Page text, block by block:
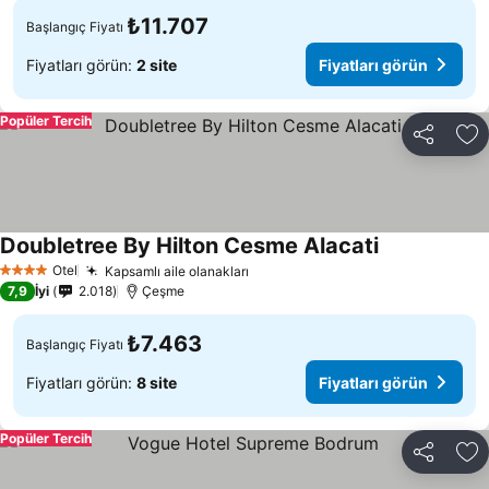
Başlangıç Fiyatı ₺11.707
Fiyatları görün: 2 site Fiyatları görün
Paylaş
Popüler Tercih
4 Yıldız Otel Kapsamlı aile olanakları
Doubletree By Hilton Cesme Alacati
7,9 İyi 2.018 Çeşme
Başlangıç Fiyatı ₺7.463
Fiyatları görün: 8 site Fiyatları görün
Paylaş
Popüler Tercih